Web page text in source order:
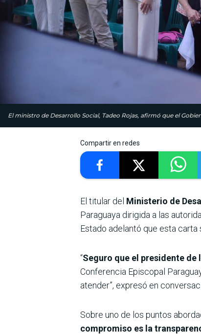
El ministro de Desarrollo Social, Tadeo Rojas, afirmó que el
Compartir en redes
El titular del Ministerio de
Paraguaya dirigida a las
Estado adelantó que esta carta
“Seguro que el presidente de
Conferencia Episcopal
atender”, expresó en
Sobre uno de los puntos
compromiso es la